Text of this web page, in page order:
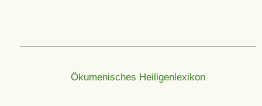
Ökumenisches Heiligenlexikon